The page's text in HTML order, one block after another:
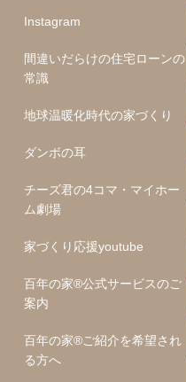
Instagram
間違いだらけの住宅ローンの
常識
地球温暖化時代の家づくり
ダンボの耳
チーズ君の4コマ・マイホー
ム劇場
家づくり応援youtube
百年の家®️公式サービスのご
案内
百年の家®️ご紹介を希望され
る方へ